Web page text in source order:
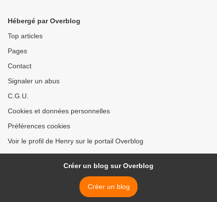
bien un homme
Hébergé par Overblog
Top articles
Pages
Contact
Signaler un abus
C.G.U.
Cookies et données personnelles
Préférences cookies
Voir le profil de Henry sur le portail Overblog
Créer un blog sur Overblog
Créer un blog